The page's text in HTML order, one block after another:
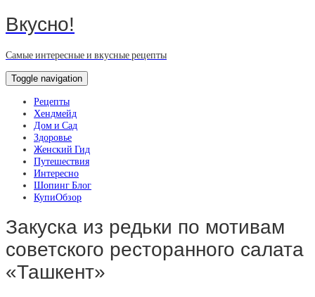
Вкусно!
Самые интересные и вкусные рецепты
Toggle navigation
Рецепты
Хендмейд
Дом и Сад
Здоровье
Женский Гид
Путешествия
Интересно
Шопинг Блог
КупиОбзор
Закуска из редьки по мотивам
советского ресторанного салата
«Ташкент»